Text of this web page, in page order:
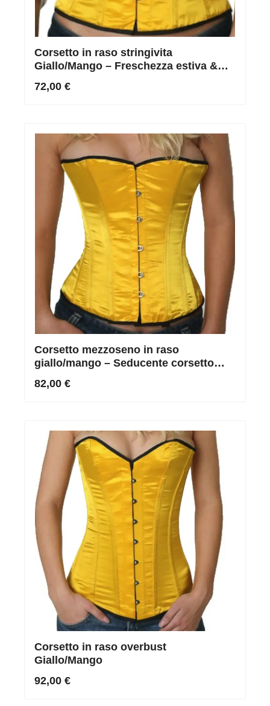
Corsetto in raso stringivita
Giallo/Mango – Freschezza estiva &
72,00 €
Corsetto mezzoseno in raso
giallo/mango – Seducente corsetto
82,00 €
Corsetto in raso overbust
Giallo/Mango
92,00 €